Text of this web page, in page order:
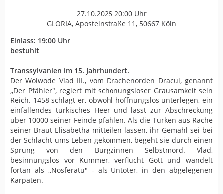
27.10.2025 20:00 Uhr
GLORIA, Apostelnstraße 11, 50667 Köln
Einlass: 19:00 Uhr
bestuhlt
Transsylvanien im 15. Jahrhundert.
Der Woiwode Vlad III., vom Drachenorden Dracul, genannt
,,Der Pfähler", regiert mit schonungsloser Grausamkeit sein
Reich. 1458 schlägt er, obwohl hoffnungslos unterlegen, ein
einfallendes türkisches Heer und lässt zur Abschreckung
über 10000 seiner Feinde pfählen. Als die Türken aus Rache
seiner Braut Elisabetha mitteilen lassen, ihr Gemahl sei bei
der Schlacht ums Leben gekommen, begeht sie durch einen
Sprung von den Burgzinnen Selbstmord. Vlad,
besinnungslos vor Kummer, verflucht Gott und wandelt
fortan als ,,Nosferatu" - als Untoter, in den abgelegenen
Karpaten.